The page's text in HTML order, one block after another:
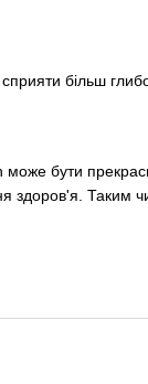
більш
може бути
здоров'я. Таким